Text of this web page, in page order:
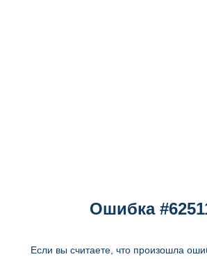
Ошибка
Если вы считаете, что произошла